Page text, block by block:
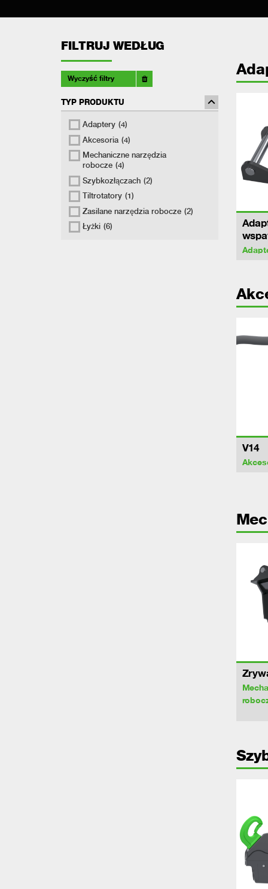
FILTRUJ WEDŁUG
Wyczyść filtry
TYP PRODUKTU
Adaptery (4)
Akcesoria (4)
Mechaniczne narzędzia
robocze (4)
Szybkozłączach (2)
Tiltrotatory (1)
Zasilane narzędzia robocze (2)
Łyżki (6)
V14